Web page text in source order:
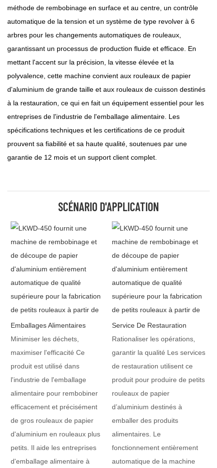
méthode de rembobinage en surface et au centre, un contrôle
automatique de la tension et un système de type revolver à 6
arbres pour les changements automatiques de rouleaux,
garantissant un processus de production fluide et efficace. En
mettant l'accent sur la précision, la vitesse élevée et la
polyvalence, cette machine convient aux rouleaux de papier
d'aluminium de grande taille et aux rouleaux de cuisson destinés
à la restauration, ce qui en fait un équipement essentiel pour les
entreprises de l'industrie de l'emballage alimentaire. Les
spécifications techniques et les certifications de ce produit
prouvent sa fiabilité et sa haute qualité, soutenues par une
garantie de 12 mois et un support client complet.
SCÉNARIO D'APPLICATION
Emballages Alimentaires
Minimiser les déchets,
maximiser l'efficacité Ce
produit est utilisé dans
l'industrie de l'emballage
alimentaire pour rembobiner
efficacement et précisément
de gros rouleaux de papier
d'aluminium en rouleaux plus
petits. Il aide les entreprises
d'emballage alimentaire à
Service De Restauration
Rationaliser les opérations,
garantir la qualité Les services
de restauration utilisent ce
produit pour produire de petits
rouleaux de papier
d’aluminium destinés à
emballer des produits
alimentaires. Le
fonctionnement entièrement
automatique de la machine